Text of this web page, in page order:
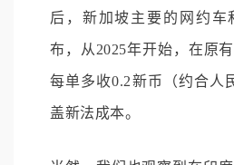
后，新加坡主要的网约车
布，从2025年开始，在原
每单多收0.2新币（约合人
盖新法成本。